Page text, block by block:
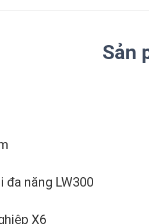
Sản
đa năng LW300
X6